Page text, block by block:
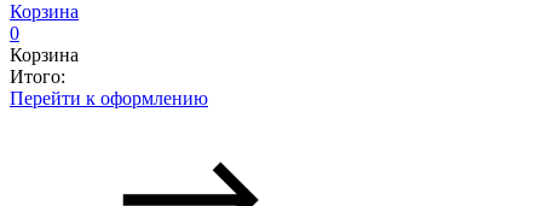
Корзина
0
Корзина
Итого:
Перейти к оформлению